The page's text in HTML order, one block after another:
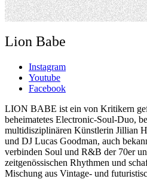
Close navigation
Lion Babe
Instagram
Youtube
Facebook
LION BABE ist ein von Kritikern
beheimatetes Electronic-Soul-Duo,
multidisziplinären Künstlerin Jillian
und DJ Lucas Goodman, auch
verbinden Soul und R&B der 70er
zeitgenössischen Rhythmen und
Mischung aus Vintage- und